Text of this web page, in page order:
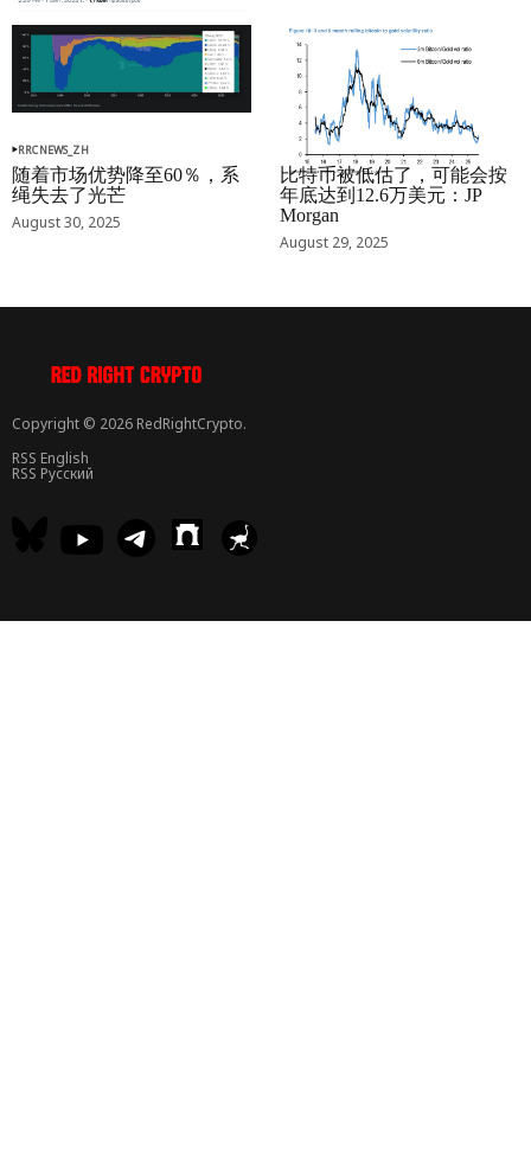
RRCNEWS_ZH
随着市场优势降至60％，系
绳失去了光芒
August 30, 2025
RRCNEWS_ZH
比特币被低估了，可能会按
年底达到12.6万美元：JP
Morgan
August 29, 2025
Copyright © 2026 RedRightCrypto.
RSS English
RSS Русский